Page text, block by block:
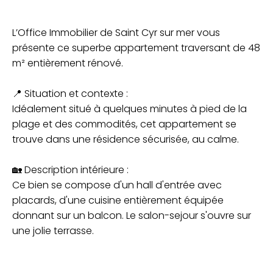
L’Office Immobilier de Saint Cyr sur mer vous
présente ce superbe appartement traversant de 48
m² entièrement rénové.
📍 Situation et contexte :
Idéalement situé à quelques minutes à pied de la
plage et des commodités, cet appartement se
trouve dans une résidence sécurisée, au calme.
🏡 Description intérieure :
Ce bien se compose d'un hall d'entrée avec
placards, d'une cuisine entièrement équipée
donnant sur un balcon. Le salon-sejour s'ouvre sur
une jolie terrasse.